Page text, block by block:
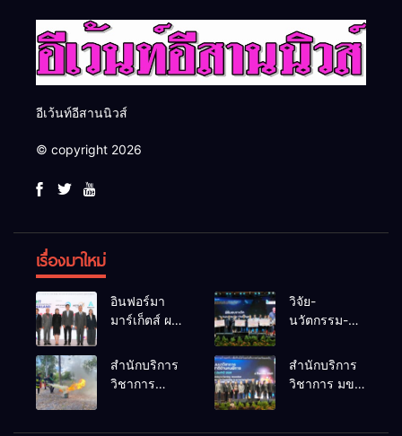
อีเว้นท์อีสานนิวส์
© copyright 2026
เรื่องมาใหม่
อินฟอร์มา
มาร์เก็ตส์ ผนึก
ธุรกิจท่อง
เที่ยว-บริการ
Thailand
วิจัย-
นวัตกรรม-
คือโอกาสใหม่
ของคนพิการ
เศรษฐกิจ
สำนักบริการ
วิชาการ
สำนักบริการ
วิชาการ มข.